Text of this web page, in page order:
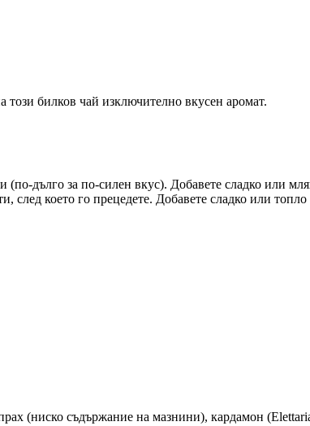
билков чай изключително вкусен аромат.
(по-дълго за по-силен вкус). Добавете сладко или
което го прецедете. Добавете сладко или
(ниско съдържание на мазнини), кардамон